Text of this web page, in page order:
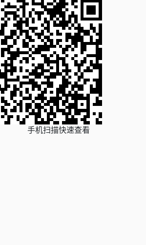
手机扫描快速查看